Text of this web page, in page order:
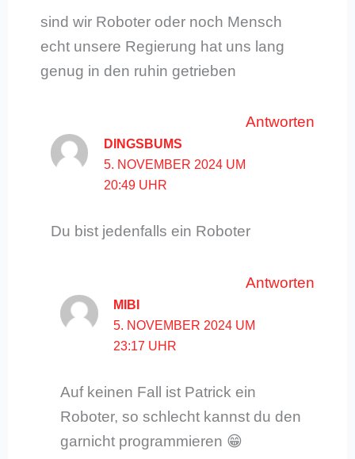
sind wir Roboter oder noch Mensch
echt unsere Regierung hat uns lang
genug in den ruhin getrieben
Antworten
DINGSBUMS
5. NOVEMBER 2024 UM
20:49 UHR
Du bist jedenfalls ein Roboter
Antworten
MIBI
5. NOVEMBER 2024 UM
23:17 UHR
Auf keinen Fall ist Patrick ein
Roboter, so schlecht kannst du den
garnicht programmieren 😁